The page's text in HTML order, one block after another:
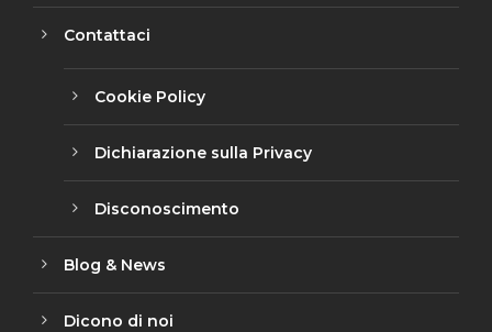
Contattaci
Cookie Policy
Dichiarazione sulla Privacy
Disconoscimento
Blog & News
Dicono di noi